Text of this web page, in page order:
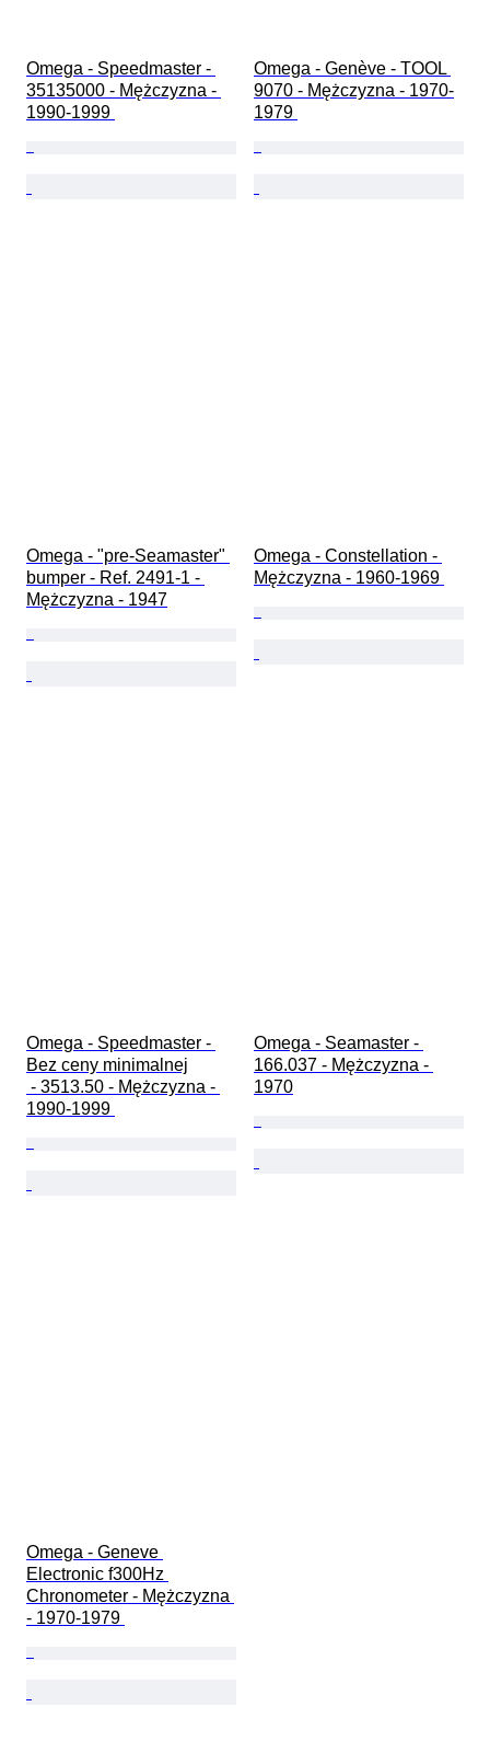
Omega - Speedmaster -
35135000 - Mężczyzna -
1990-1999
Omega - Genève - TOOL
9070 - Mężczyzna - 1970-
1979
Omega - "pre-Seamaster"
bumper - Ref. 2491-1 -
Mężczyzna - 1947
Omega - Constellation -
Mężczyzna - 1960-1969
Omega - Speedmaster -
Bez ceny minimalnej
1990-1999
Omega - Seamaster -
166.037 - Mężczyzna -
1970
Omega - Geneve
Electronic f300Hz
Chronometer - Mężczyzna
- 1970-1979